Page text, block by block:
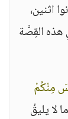
اثنين،
هذه القِصَّة
مِنْكُمْ
لا يليقُ